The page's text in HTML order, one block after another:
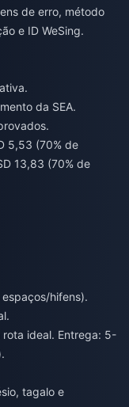
de erro, método
e ID WeSing.
da SEA.
5,53 (70% de
13,83 (70% de
hifens).
ideal. Entrega: 5-
tagalo e